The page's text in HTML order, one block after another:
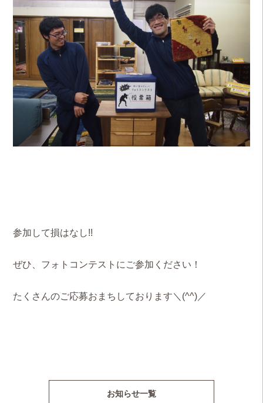
参加して損はなし!!
ぜひ、フォトコンテストにご参加ください！
たくさんのご応募おまちしております＼(^^)／
お知らせ一覧